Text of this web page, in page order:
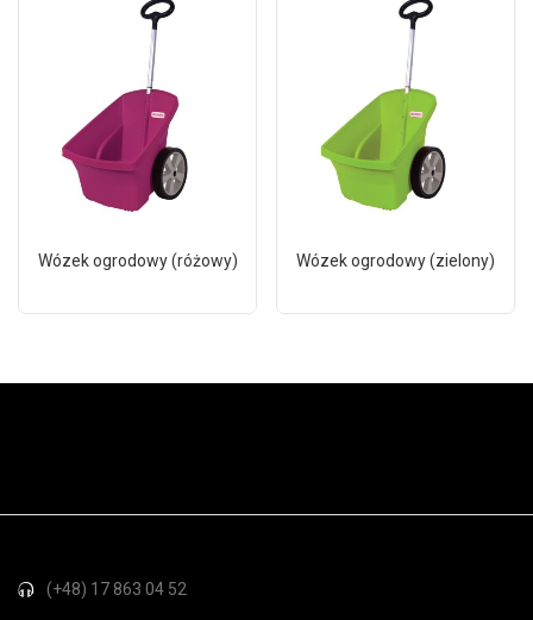
Wózek ogrodowy (różowy) Wózek ogrodowy (zielony)
(+48) 17 863 04 52